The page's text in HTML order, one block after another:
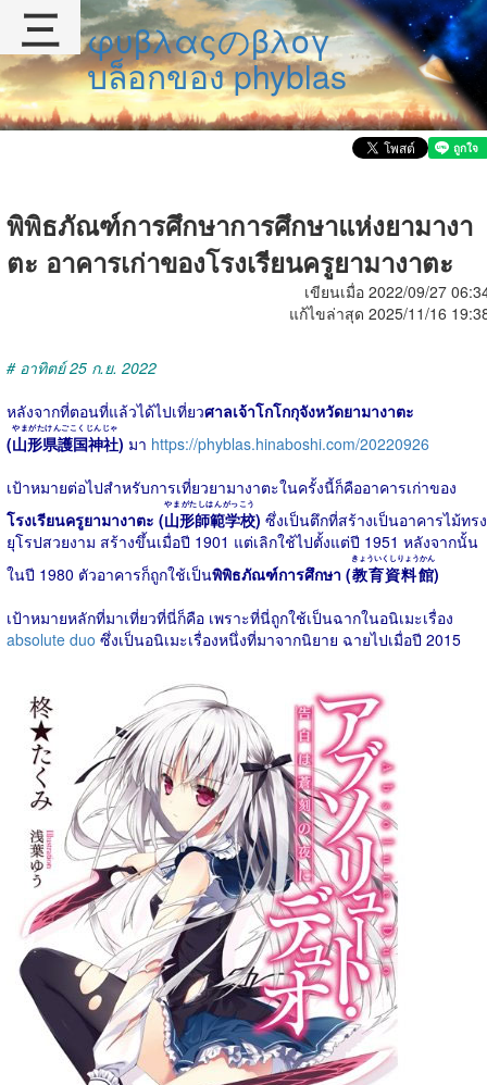
φυβλαςのβλογ
บล็อกของ phyblas
พิพิธภัณฑ์การศึกษาการศึกษาแห่งยามางา
ตะ อาคารเก่าของโรงเรียนครูยามางาตะ
เขียนเมื่อ 2022/09/27
แก้ไขล่าสุด 2025/11/16
# อาทิตย์ 25 ก.ย. 2022
หลังจากที่ตอนที่แล้วได้ไปเที่ยวศาลเจ้าโกโกกุจังหวัดยามางาตะ
(山形県護国神社
やまがたけんごこくじんじゃ
) มา https://phyblas.hinaboshi.com/20220926
เป้าหมายต่อไปสำหรับการเที่ยวยามางาตะในครั้งนี้ก็คืออาคารเก่าของ
โรงเรียนครูยามางาตะ (山形師範学校
やまがたしはんがっこう
) ซึ่งเป็นตึกที่สร้างเป็นอาคารไม้ทรง
ยุโรปสวยงาม สร้างขึ้นเมื่อปี 1901 แต่เลิกใช้ไปตั้งแต่ปี 1951 หลังจากนั้น
ในปี 1980 ตัวอาคารก็ถูกใช้เป็นพิพิธภัณฑ์การศึกษา (教育資料館
きょういくしりょうかん
)
เป้าหมายหลักที่มาเที่ยวที่นี่ก็คือ เพราะที่นี่ถูกใช้เป็นฉากในอนิเมะเรื่อง
absolute duo ซึ่งเป็นอนิเมะเรื่องหนึ่งที่มาจากนิยาย ฉายไปเมื่อปี 2015
三